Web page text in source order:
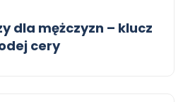
dla mężczyzn – klucz
cery